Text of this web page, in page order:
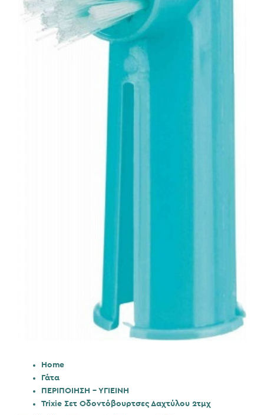
Home
Γάτα
ΠΕΡΙΠΟΙΗΣΗ - ΥΓΙΕΙΝΗ
Trixie Σετ Οδοντόβουρτσες Δαχτύλου 2τμχ